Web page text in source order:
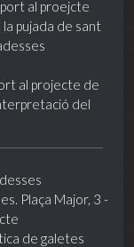
Plaça Major, 3 -
de galetes